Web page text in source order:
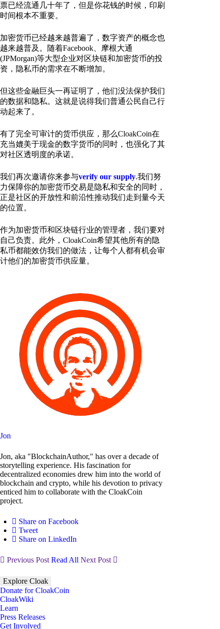
票已经流通几十年了，但是你花钱的时候，印刷
时间根本不重要。
加密货币已经越来越普遍了，数字资产的概念也
越来越普及。随着Facebook、摩根大通
(JPMorgan)等大型企业对区块链和加密货币的投
资，隐私币的需求在不断增加。
但这些金融巨头一再证明了，他们没法保护我们
的数据和隐私。这就是说得我们普通公民自己行
动起来了。
有了完全可审计的货币供应，那么CloakCoin在
充当媲美于现金的数字货币的同时，也强化了其
对社区透明度的承诺。
我们再次邀请你来参与verify our supply.我们努
力保障你的加密货币交易是隐私和安全的同时，
正是社区的开放性和前沿性推动我们走到量今天
的位置。
作为加密货币和区块链行业的管理者，我们要对
自己负责。此外，CloakCoin希望其他所有的隐
私币都能效仿我们的做法，让每个人都有机会审
计他们的加密货币供应量。
Jon
Jon, aka "BlockchainAuthor," has over a decade of
storytelling experience. His fascination for
decentralized economies drew him into the world of
blockchain and crypto, while his devotion to privacy
enticed him to collaborate with the CloakCoin
project.
Share on Facebook
Tweet
Share on LinkedIn
Previous Post Read All Next Post
Explore Cloak
Donate for CloakCoin
CloakWiki
Learn
Press Releases
Get Involved